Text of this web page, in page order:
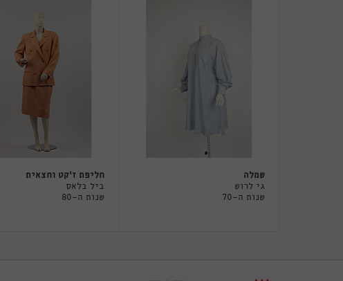
שמלה
גי לרוש
שנות ה-70
חליפת ז׳קט וחצאית
ביל בלאס
שנות ה-80